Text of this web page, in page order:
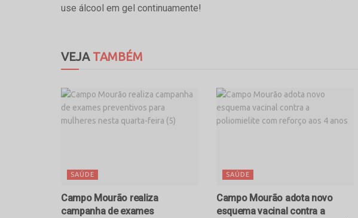
use álcool em gel continuamente!
VEJATAMBÉM
SAÚDE
Campo Mourão realiza
campanha de exames
SAÚDE
Campo Mourão adota novo
esquema vacinal contra a